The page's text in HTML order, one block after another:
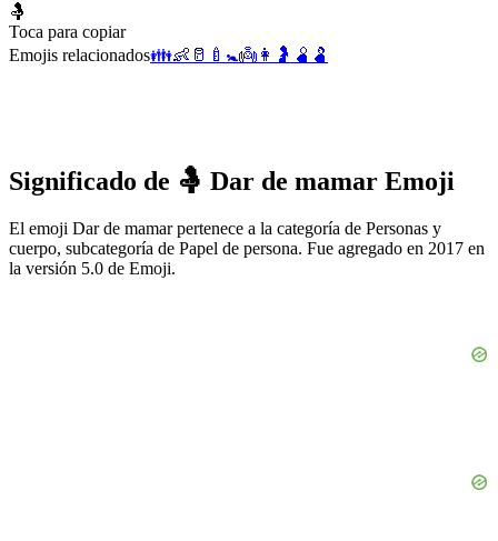
🤱
Toca para copiar
Emojis relacionados👪👶 🥛 🍼 🚼👼 👩 🤰 🫄 🫃
Significado de 🤱 Dar de mamar Emoji
El emoji Dar de mamar pertenece a la categoría de Personas y
cuerpo, subcategoría de Papel de persona. Fue agregado en 2017 en
la versión 5.0 de Emoji.